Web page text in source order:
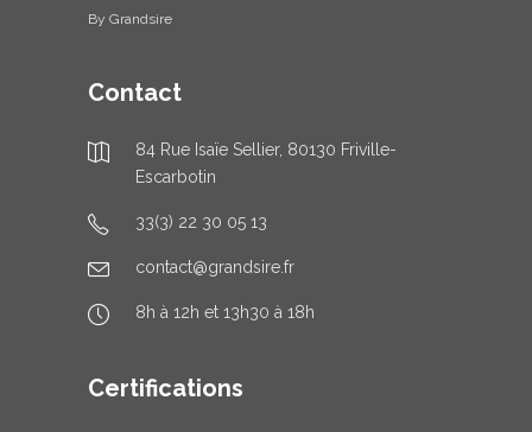
By Grandsire
Contact
84 Rue Isaïe Sellier, 80130 Friville-
Escarbotin
33(3) 22 30 05 13
contact@grandsire.fr
8h à 12h et 13h30 à 18h
Certifications